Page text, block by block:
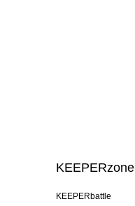
KEEPERzone
KEEPERbattle